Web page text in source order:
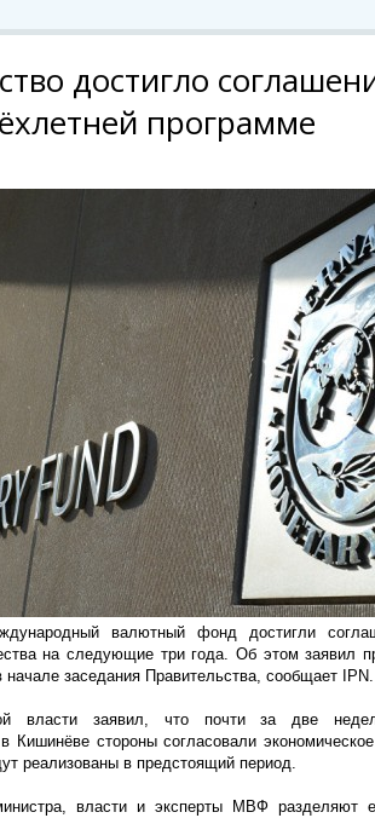
достигло
программе
валютный фонд достигли
на следующие три года. Об этом заявил
заседания Правительства, сообщает IPN.
власти заявил, что почти за две
Кишинёве стороны согласовали
реализованы в предстоящий период.
власти и эксперты МВФ разделяют